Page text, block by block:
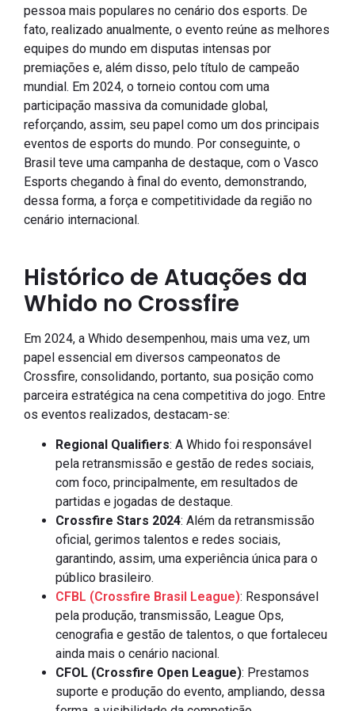
pessoa mais populares no cenário dos esports. De
fato, realizado anualmente, o evento reúne as melhores
equipes do mundo em disputas intensas por
premiações e, além disso, pelo título de campeão
mundial. Em 2024, o torneio contou com uma
participação massiva da comunidade global,
reforçando, assim, seu papel como um dos principais
eventos de esports do mundo. Por conseguinte, o
Brasil teve uma campanha de destaque, com o Vasco
Esports chegando à final do evento, demonstrando,
dessa forma, a força e competitividade da região no
cenário internacional.
Histórico de Atuações da
Whido no Crossfire
Em 2024, a Whido desempenhou, mais uma vez, um
papel essencial em diversos campeonatos de
Crossfire, consolidando, portanto, sua posição como
parceira estratégica na cena competitiva do jogo. Entre
os eventos realizados, destacam-se:
Regional Qualifiers: A Whido foi responsável
pela retransmissão e gestão de redes sociais,
com foco, principalmente, em resultados de
partidas e jogadas de destaque.
Crossfire Stars 2024: Além da retransmissão
oficial, gerimos talentos e redes sociais,
garantindo, assim, uma experiência única para o
público brasileiro.
CFBL (Crossfire Brasil League): Responsável
pela produção, transmissão, League Ops,
cenografia e gestão de talentos, o que fortaleceu
ainda mais o cenário nacional.
CFOL (Crossfire Open League): Prestamos
suporte e produção do evento, ampliando, dessa